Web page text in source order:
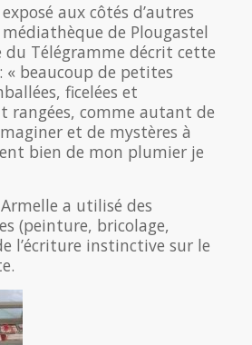
aux côtés d’autres
de Plougastel
du Télégramme décrit cette
beaucoup de petites
ficelées et
rangées, comme autant de
et de mystères à
bien de mon plumier je
a utilisé des
(peinture, bricolage,
l’écriture instinctive sur le